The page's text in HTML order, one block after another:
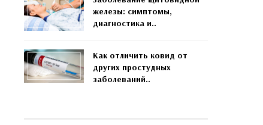
железы: симптомы,
диагностика и..
Как отличить ковид от
других простудных
заболеваний..